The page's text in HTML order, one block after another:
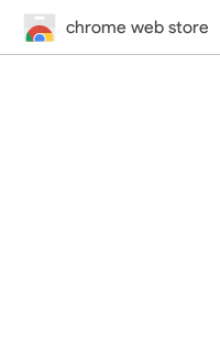
chrome web store